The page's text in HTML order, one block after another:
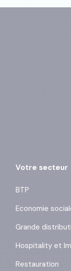
Votre secteur
BTP
Economie
Grande
Hospitality et
Restauration